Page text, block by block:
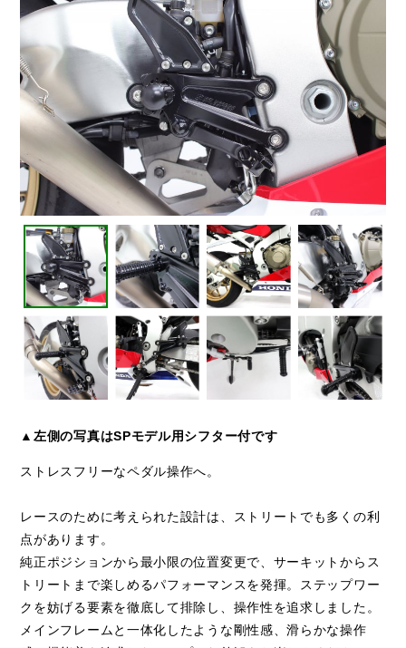
▲左側の写真はSPモデル用シフター付です
ストレスフリーなペダル操作へ。
レースのために考えられた設計は、ストリートでも多くの利
点があります。
純正ポジションから最小限の位置変更で、サーキットからス
トリートまで楽しめるパフォーマンスを発揮。ステップワー
クを妨げる要素を徹底して排除し、操作性を追求しました。
メインフレームと一体化したような剛性感、滑らかな操作